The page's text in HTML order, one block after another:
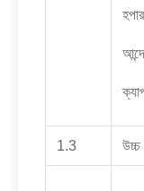
1.3 উচ্চ